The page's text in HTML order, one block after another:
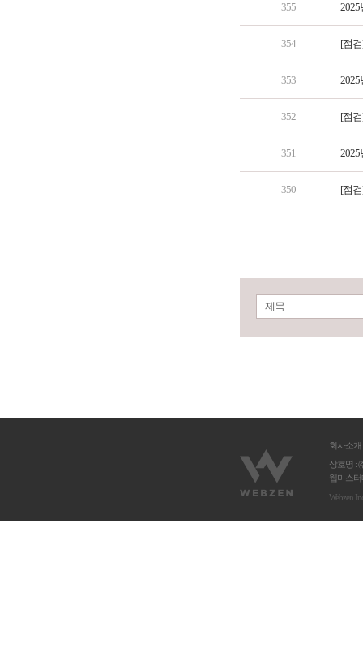
355 2025
354 [점
353 2025
352 [점
351 2025
350 [점
제목
회사소개
상호명 :
웹마스
Webzen